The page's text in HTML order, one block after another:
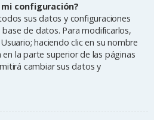
mi configuración?
sus datos y configuraciones
de datos. Para modificarlos,
haciendo clic en su nombre
la parte superior de las páginas
cambiar sus datos y